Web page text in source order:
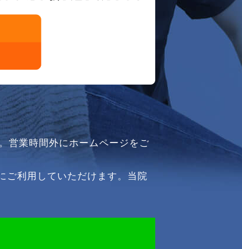
営業時間外にホームページをご
ご利用していただけます。当院